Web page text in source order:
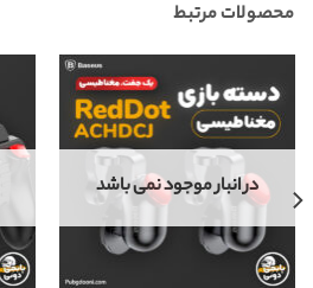
محصولات مرتبط
در انبار موجود نمی باشد